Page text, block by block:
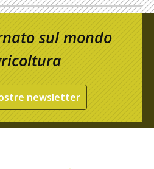
sul mondo
newsletter